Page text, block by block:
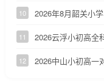
10 2026年8月韶关小
11 2026云浮小初高全
12 2026中山小初高一